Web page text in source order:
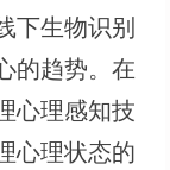
下生物识别
的趋势。在
心理感知技
心理状态的